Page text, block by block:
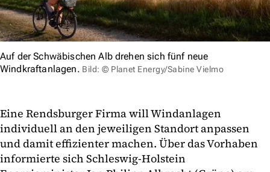
Auf der Schwäbischen Alb drehen sich fünf neue
Windkraftanlagen. Bild: © Planet Energy/Sabine Vielmo
Eine Rendsburger Firma will Windanlagen
individuell an den jeweiligen Standort anpassen
und damit effizienter machen. Über das Vorhaben
informierte sich Schleswig-Holstein